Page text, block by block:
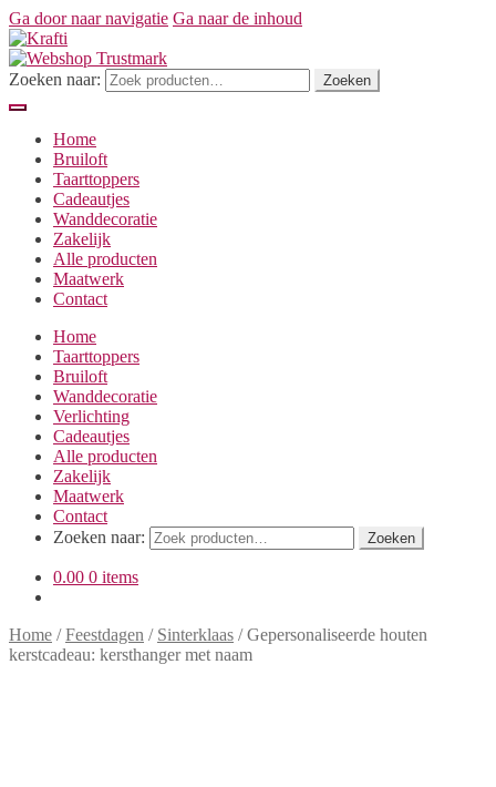
Ga door naar navigatie Ga naar de inhoud
Zoeken naar: Zoeken
Home
Bruiloft
Taarttoppers
Cadeautjes
Wanddecoratie
Zakelijk
Alle producten
Maatwerk
Contact
Home
Taarttoppers
Bruiloft
Wanddecoratie
Verlichting
Cadeautjes
Alle producten
Zakelijk
Maatwerk
Contact
Zoeken naar:
Zoeken
0.00 0 items
Home /Feestdagen / Sinterklaas /Gepersonaliseerde houten
kerstcadeau: kersthanger met naam